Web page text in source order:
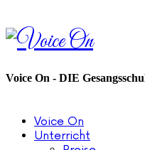
Voice
On
Voice On - DIE
Voice On
Unterricht